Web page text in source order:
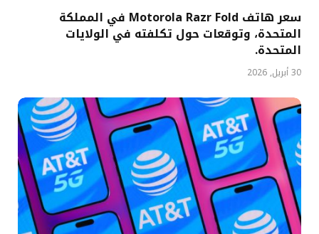
سعر هاتف Motorola Razr Fold في المملكة
المتحدة، وتوقعات حول تكلفته في الولايات
المتحدة.
30 أبريل, 2026